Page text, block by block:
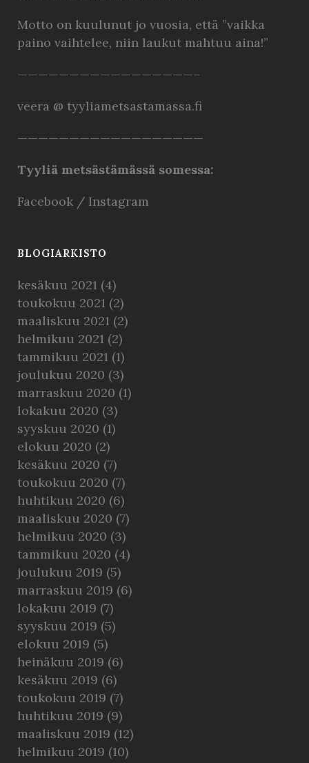
Motto on kuulunut jo vuosia, että ”vaikka
paino vaihtelee, niin laukut mahtuu aina!”
—————————————————–
veera @ tyyliametsastamassa.fi
——————————————————
Tyyliä metsästämässä somessa:
Facebook / Instagram
BLOGIARKISTO
kesäkuu 2021 (4)
toukokuu 2021 (2)
maaliskuu 2021 (2)
helmikuu 2021 (2)
tammikuu 2021 (1)
joulukuu 2020 (3)
marraskuu 2020 (1)
lokakuu 2020 (3)
syyskuu 2020 (1)
elokuu 2020 (2)
kesäkuu 2020 (7)
toukokuu 2020 (7)
huhtikuu 2020 (6)
maaliskuu 2020 (7)
helmikuu 2020 (3)
tammikuu 2020 (4)
joulukuu 2019 (5)
marraskuu 2019 (6)
lokakuu 2019 (7)
syyskuu 2019 (5)
elokuu 2019 (5)
heinäkuu 2019 (6)
kesäkuu 2019 (6)
toukokuu 2019 (7)
huhtikuu 2019 (9)
maaliskuu 2019 (12)
helmikuu 2019 (10)